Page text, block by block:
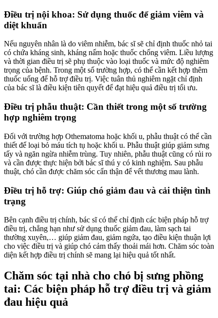
Điều trị nội khoa: Sử dụng thuốc để giảm viêm và
diệt khuẩn
Nếu nguyên nhân là do viêm nhiễm, bác sĩ sẽ chỉ định thuốc nhỏ tai
có chứa kháng sinh, kháng nấm hoặc thuốc chống viêm. Liều lượng
và thời gian điều trị sẽ phụ thuộc vào loại thuốc và mức độ nghiêm
trọng của bệnh. Trong một số trường hợp, có thể cần kết hợp thêm
thuốc uống để hỗ trợ điều trị. Việc tuân thủ nghiêm ngặt chỉ định
của bác sĩ là điều kiện tiên quyết để đạt hiệu quả điều trị tối ưu.
Điều trị phẫu thuật: Cần thiết trong một số trường
hợp nghiêm trọng
Đối với trường hợp Othematoma hoặc khối u, phẫu thuật có thể cần
thiết để loại bỏ máu tích tụ hoặc khối u. Phẫu thuật giúp giảm sưng
tấy và ngăn ngừa nhiễm trùng. Tuy nhiên, phẫu thuật cũng có rủi ro
và cần được thực hiện bởi bác sĩ thú y có kinh nghiệm. Sau phẫu
thuật, chó cần được chăm sóc cẩn thận để vết thương mau lành.
Điều trị hỗ trợ: Giúp chó giảm đau và cải thiện tình
trạng
Bên cạnh điều trị chính, bác sĩ có thể chỉ định các biện pháp hỗ trợ
điều trị, chẳng hạn như sử dụng thuốc giảm đau, làm sạch tai
thường xuyên,… giúp giảm đau, giảm ngứa, tạo điều kiện thuận lợi
cho việc điều trị và giúp chó cảm thấy thoải mái hơn. Chăm sóc toàn
diện kết hợp điều trị chính sẽ mang lại hiệu quả tốt nhất.
Chăm sóc tại nhà cho chó bị sưng phồng
tai: Các biện pháp hỗ trợ điều trị và giảm
đau hiệu quả